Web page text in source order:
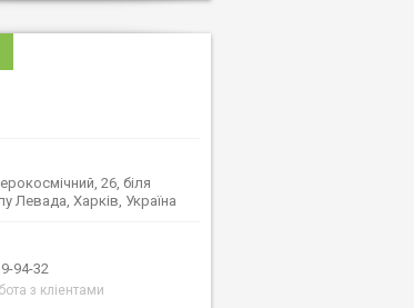
26, біля
Левада, Харків, Україна
94-32
з кліентами